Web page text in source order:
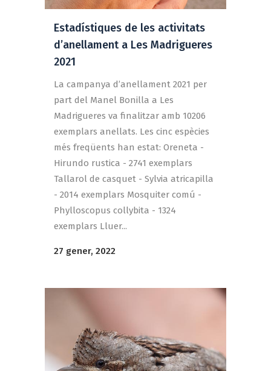
Estadístiques de les activitats
d’anellament a Les Madrigueres
2021
La campanya d’anellament 2021 per
part del Manel Bonilla a Les
Madrigueres va finalitzar amb 10206
exemplars anellats. Les cinc espècies
més freqüents han estat: Oreneta -
Hirundo rustica - 2741 exemplars
Tallarol de casquet - Sylvia atricapilla
- 2014 exemplars Mosquiter comú -
Phylloscopus collybita - 1324
exemplars Lluer...
27 gener, 2022